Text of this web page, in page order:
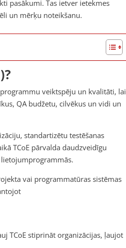
pasākumi. Tas ietver ietekmes
un mērķu noteikšanu.
veiktspēju un kvalitāti, lai
QA budžetu, cilvēkus un vidi un
standartizētu testēšanas
TCoE pārvalda daudzveidīgu
vai programmatūras sistēmas
TCoE stiprināt organizācijas, ļaujot